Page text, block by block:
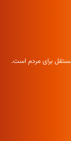
برای مردم است.